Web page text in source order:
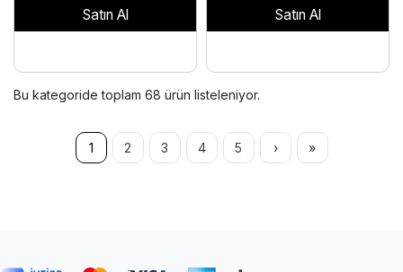
Satın Al Satın Al
Bu kategoride toplam 68 ürün listeleniyor.
1 2 3 4 5 › »